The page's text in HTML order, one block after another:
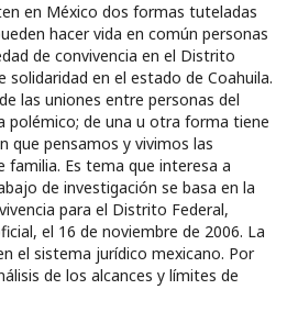
en México dos formas tuteladas
hacer vida en común personas
de convivencia en el Distrito
solidaridad en el estado de Coahuila.
las uniones entre personas del
polémico; de una u otra forma tiene
que pensamos y vivimos las
familia. Es tema que interesa a
de investigación se basa en la
para el Distrito Federal,
el 16 de noviembre de 2006. La
el sistema jurídico mexicano. Por
de los alcances y límites de